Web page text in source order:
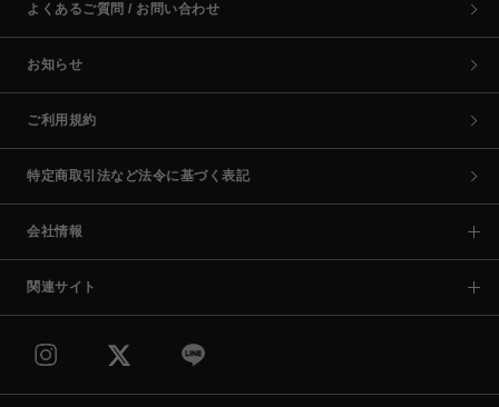
よくあるご質問 / お問い合わせ
お知らせ
ご利用規約
特定商取引法など法令に基づく表記
会社情報
関連サイト